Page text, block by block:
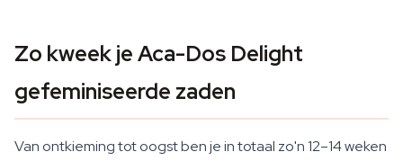
Zo kweek je Aca-Dos Delight
gefeminiseerde zaden
Van ontkieming tot oogst ben je in totaal zo'n 12–14 weken